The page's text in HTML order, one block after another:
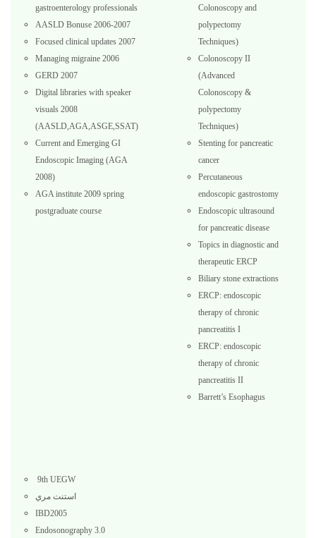
Colonoscopy and
polypectomy
Techniques)
Colonoscopy II
(Advanced
Colonoscopy &
polypectomy
Techniques)
Stenting for pancreatic
cancer
Percutaneous
endoscopic gastrostomy
Endoscopic ultrasound
for pancreatic disease
Topics in diagnostic and
therapeutic ERCP
Biliary stone extractions
ERCP: endoscopic
therapy of chronic
pancreatitis I
ERCP: endoscopic
therapy of chronic
pancreatitis II
Barrett’s Esophagus
gastroenterology professionals
AASLD Bonuse 2006-2007
Focused clinical updates 2007
Managing migraine 2006
GERD 2007
Digital libraries with speaker
visuals 2008
(AASLD,AGA,ASGE,SSAT)
Current and Emerging GI
Endoscopic Imaging (AGA
2008)
AGA institute 2009 spring
postgraduate course
9th UEGW
استنت مري
IBD2005
Endosonography 3.0